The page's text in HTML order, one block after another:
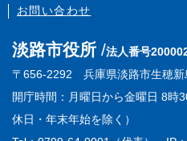
お問い合わせ
淡路市役所
法人番号
〒656-2292 兵庫県淡路市生穂新
開庁時間：月曜日から金曜日 8時
休日・年末年始を除く）